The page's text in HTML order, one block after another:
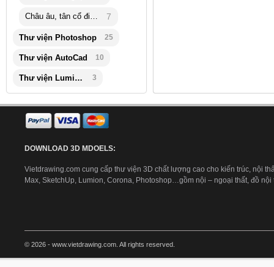
Châu âu, tân cổ điển 7
Thư viện Photoshop 25
Thư viện AutoCad 10
Thư viện Lumion 3
DOWNLOAD 3D MDOELS:
Vietdrawing.com cung cấp thư viện 3D chất lượng cao cho kiến trúc, nội
Max, SketchUp, Lumion, Corona, Photoshop…gồm nội – ngoại thất, đồ nội
© 2026 - www.vietdrawing.com. All rights reserved.